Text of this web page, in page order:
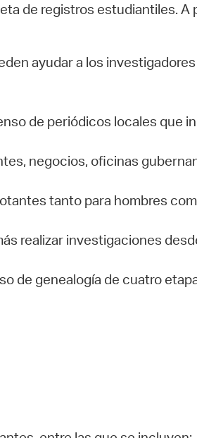
de registros estudiantiles. A
ayudar a los
de periódicos locales que
negocios, oficinas
tanto para hombres
realizar investigaciones
de genealogía de cuatro